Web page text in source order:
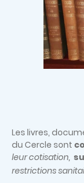
Les livres,
du Cercle sont
leur cotisation,
restrictions